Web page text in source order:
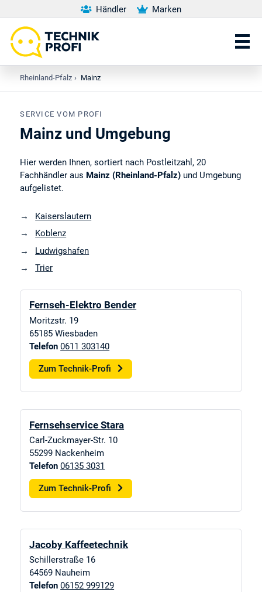
Händler Marken
Rheinland-Pfalz › Mainz
SERVICE VOM PROFI
Mainz und Umgebung
Hier werden Ihnen, sortiert nach Postleitzahl, 20
Fachhändler aus Mainz (Rheinland-Pfalz) und Umgebung
aufgelistet.
Kaiserslautern
Koblenz
Ludwigshafen
Trier
Fernseh-Elektro Bender
Moritzstr. 19
65185 Wiesbaden
Telefon 0611 303140
Zum Technik-Profi
Fernsehservice Stara
Carl-Zuckmayer-Str. 10
55299 Nackenheim
Telefon 06135 3031
Zum Technik-Profi
Jacoby Kaffeetechnik
Schillerstraße 16
64569 Nauheim
Telefon 06152 999129